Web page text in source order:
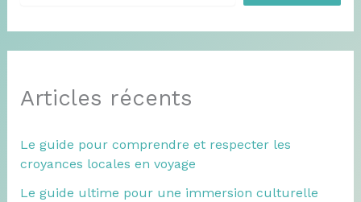
Articles récents
Le guide pour comprendre et respecter les
croyances locales en voyage
Le guide ultime pour une immersion culturelle